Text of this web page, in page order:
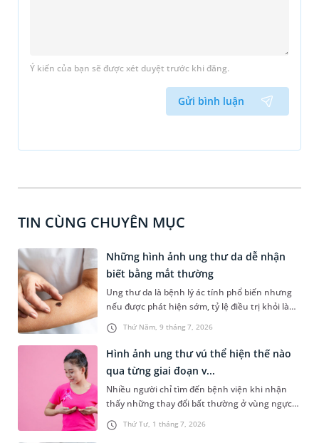
Ý kiến của bạn sẽ được xét duyệt trước khi đăng.
Gửi bình luận
TIN CÙNG CHUYÊN MỤC
Thứ Năm, 9 tháng 7, 2026
Những hình ảnh ung thư da dễ nhận
biết bằng mắt thường
Ung thư da là bệnh lý ác tính phổ biến nhưng
nếu được phát hiện sớm, tỷ lệ điều trị khỏi là
rất cao. Tuy nhiên, ở giai đoạn đầu, các tổn
thương trên da rất dễ bị nhầm lẫn với nốt ruồi
hoặc vết loét lành tính thông thường. Việc chủ
động nhận biết các hình ảnh ung thư da đặc
trưng là rất quan trọng để người bệnh đi thăm
khám kịp thời.
Thứ Tư, 1 tháng 7, 2026
Hình ảnh ung thư vú thể hiện thế nào
qua từng giai đoạn v...
Nhiều người chỉ tìm đến bệnh viện khi nhận
thấy những thay đổi bất thường ở vùng ngực
mà không biết bệnh hoàn toàn có thể phát
hiện sớm nếu chú ý quan sát. Việc tìm hiểu